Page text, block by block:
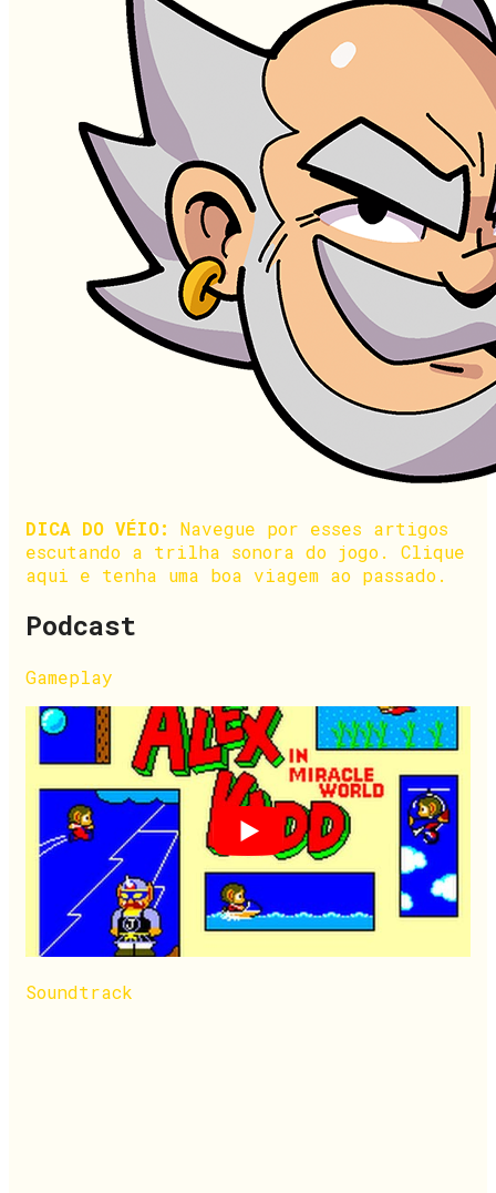
DICA DO VÉIO:
Navegue por esses artigos
escutando a trilha sonora do jogo. Clique
aqui e tenha uma boa viagem ao passado.
Podcast
Gameplay
Soundtrack